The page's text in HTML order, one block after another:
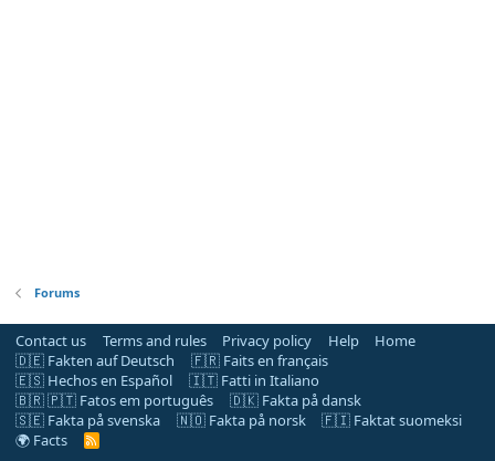
Forums
Contact us Terms and rules Privacy policy Help
Home
🇩🇪 Fakten auf Deutsch
🇫🇷 Faits en français
🇪🇸 Hechos en Español
🇮🇹 Fatti in Italiano
🇧🇷 🇵🇹 Fatos em português
🇩🇰 Fakta på dansk
🇸🇪 Fakta på svenska
🇳🇴 Fakta på norsk
🇫🇮 Faktat suomeksi
🌍 Facts
R